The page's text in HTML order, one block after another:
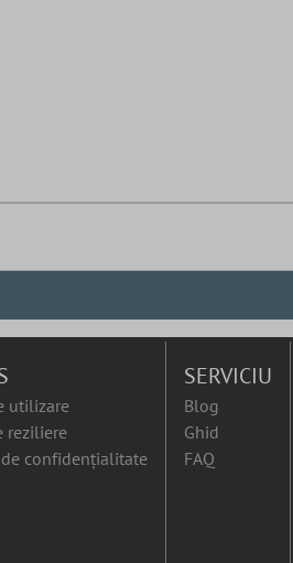
utilizare
reziliere
confidențialitate
SERVICIU
Blog
Ghid
FAQ